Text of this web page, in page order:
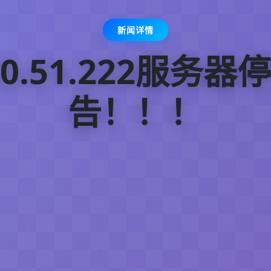
新闻详情
服务器
告！！！